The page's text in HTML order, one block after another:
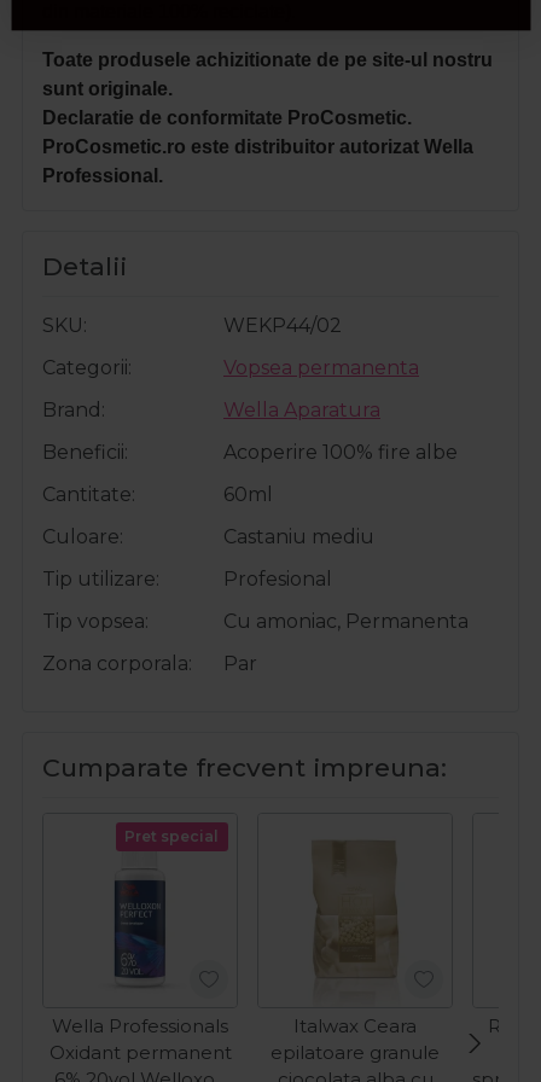
Toate produsele achizitionate de pe site-ul nostru
sunt originale.
Declaratie de conformitate ProCosmetic.
ProCosmetic.ro este distribuitor autorizat Wella
Professional.
Detalii
SKU
WEKP44/02
Categorii
Vopsea permanenta
Brand
Wella Aparatura
Beneficii
Acoperire 100% fire albe
Cantitate
60ml
Culoare
Castaniu mediu
Tip utilizare
Profesional
Tip vopsea
Cu amoniac, Permanenta
Zona corporala
Par
Cumparate frecvent impreuna:
Pret special
Wella Professionals
Oxidant permanent
Italwax Ceara
epilatoare granule